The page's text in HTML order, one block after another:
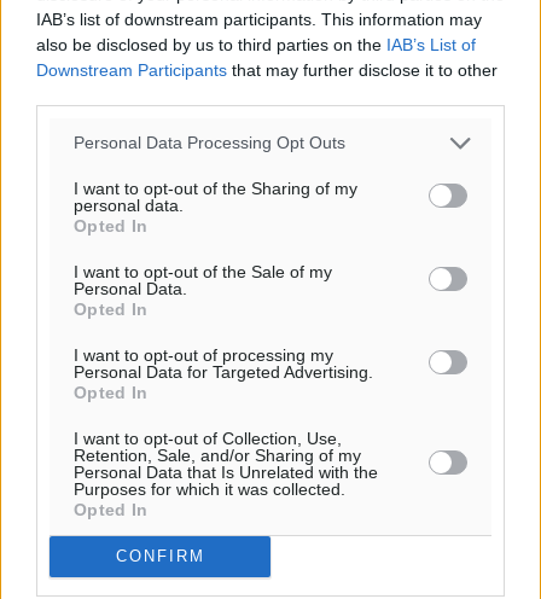
IAB’s list of downstream participants. This information may
also be disclosed by us to third parties on the IAB’s List of
Downstream Participants that may further disclose it to other
Personal Data Processing Opt Outs
I want to opt-out of the Sharing of my
personal data.
Opted In
I want to opt-out of the Sale of my
Personal Data.
Opted In
I want to opt-out of processing my
Personal Data for Targeted Advertising.
Opted In
I want to opt-out of Collection, Use,
Retention, Sale, and/or Sharing of my
Personal Data that Is Unrelated with the
Purposes for which it was collected.
Opted In
CONFIRM
Ροή ειδήσεων
ΣΚΟΕ: Σαββατοκύριακο με αγώνες από τον Σ.Σ. Ρόδου
Αθλητικά• πριν 30 λεπτά
Συνελήφθη 37χρονη στη Ρόδο γιατί είχε αφήσει τα
τρία ανήλικα παιδιά της χωρίς επιτήρηση
Σταυρός Καλυθιών: Απέκτησε την Φωτεινή Πιζάνια
Αθλητικά πριν 1 ώρα
Το Yucatan Show έρχεται στη Ρόδο με τον Frankie
Πολιτιστικά• πριν 2 ώρες